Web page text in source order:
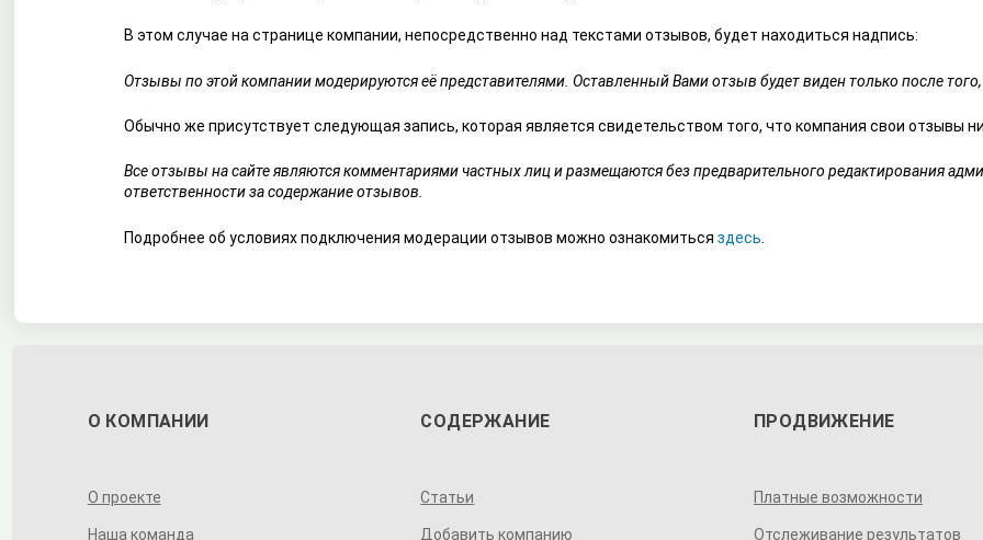
В этом случае на странице компании, непосредственно над текстами отзывов, будет находиться надпись:
Отзывы по этой компании модерируются её представителями. Оставленный Вами отзыв будет виден только после
Обычно же присутствует следующая запись, которая является свидетельством того, что компания свои отзывы
Все отзывы на сайте являются комментариями частных лиц и размещаются без предварительного редактирования
ответственности за содержание отзывов.
Подробнее об условиях подключения модерации отзывов можно ознакомиться здесь
О КОМПАНИИ
О проекте
Наша команда
СОДЕРЖАНИЕ
Статьи
Добавить компанию
ПРОДВИЖЕНИЕ
Платные возможности
Отслеживание результатов